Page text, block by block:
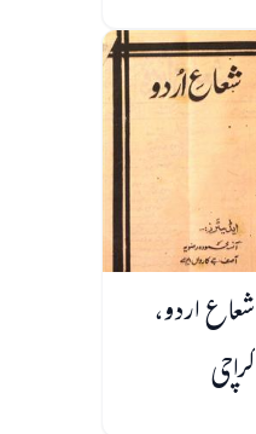
شعاع اردو،
کراچی